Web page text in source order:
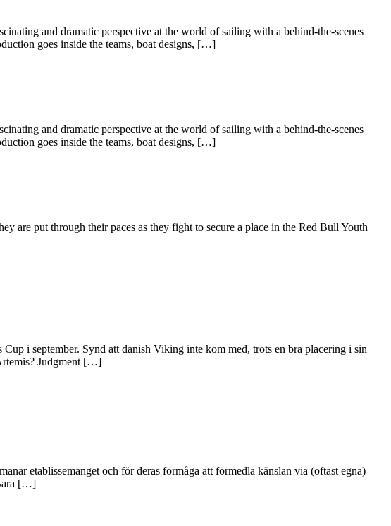
and dramatic perspective at the world of sailing with a behind-the-scenes
goes inside the teams, boat designs, […]
and dramatic perspective at the world of sailing with a behind-the-scenes
goes inside the teams, boat designs, […]
are put through their paces as they fight to secure a place in the Red Bull Youth
i september. Synd att danish Viking inte kom med, trots en bra placering i sin
Judgment […]
etablissemanget och för deras förmåga att förmedla känslan via (oftast egna)
[…]